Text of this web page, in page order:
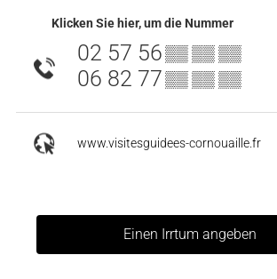
Klicken Sie hier, um die Nummer
02 57 56▒▒ ▒▒ ▒▒
06 82 77▒▒ ▒▒ ▒▒
www.visitesguidees-cornouaille.fr
Einen Irrtum angeben